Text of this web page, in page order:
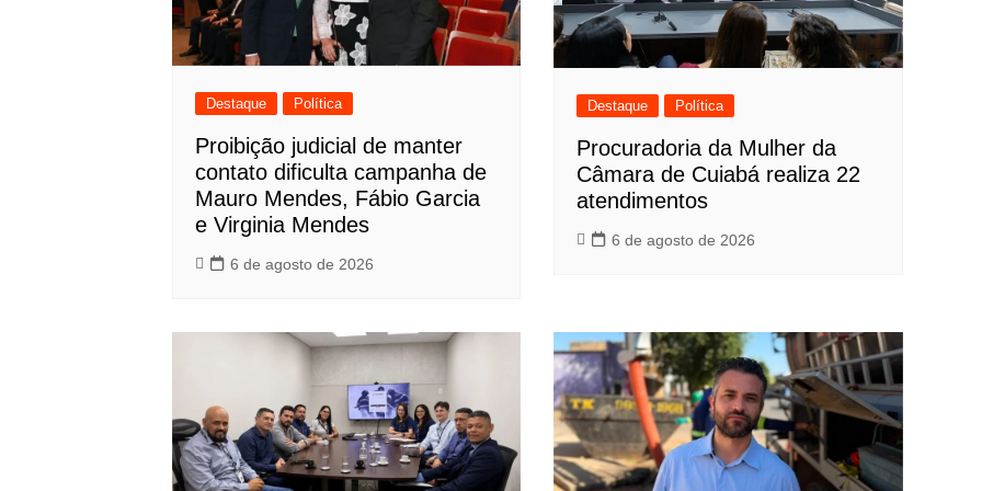
Destaque Política
Proibição judicial de manter
contato dificulta campanha de
Mauro Mendes, Fábio Garcia
e Virginia Mendes
6 de agosto de 2026
Destaque Política
Procuradoria da Mulher da
Câmara de Cuiabá realiza 22
atendimentos
6 de agosto de 2026